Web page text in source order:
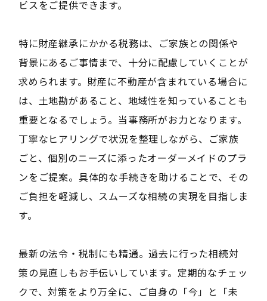
ビスをご提供できます。
特に財産継承にかかる税務は、ご家族との関係や
背景にあるご事情まで、十分に配慮していくことが
求められます。財産に不動産が含まれている場合に
は、土地勘があること、地域性を知っていることも
重要となるでしょう。当事務所がお力となります。
丁寧なヒアリングで状況を整理しながら、ご家族
ごと、個別のニーズに添ったオーダーメイドのプラ
ンをご提案。具体的な手続きを助けることで、その
ご負担を軽減し、スムーズな相続の実現を目指しま
す。
最新の法令・税制にも精通。過去に行った相続対
策の見直しもお手伝いしています。定期的なチェッ
クで、対策をより万全に、ご自身の「今」と「未